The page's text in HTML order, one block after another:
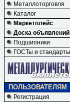
Металлоторговля
Каталог
Маркетплейс
Доска объявлений
Подшипники
ГОСТы и стандарты
ПОЛЬЗОВАТЕЛЯМ
Регистрация